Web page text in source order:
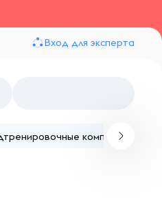
Вход для эксперта
комплексы